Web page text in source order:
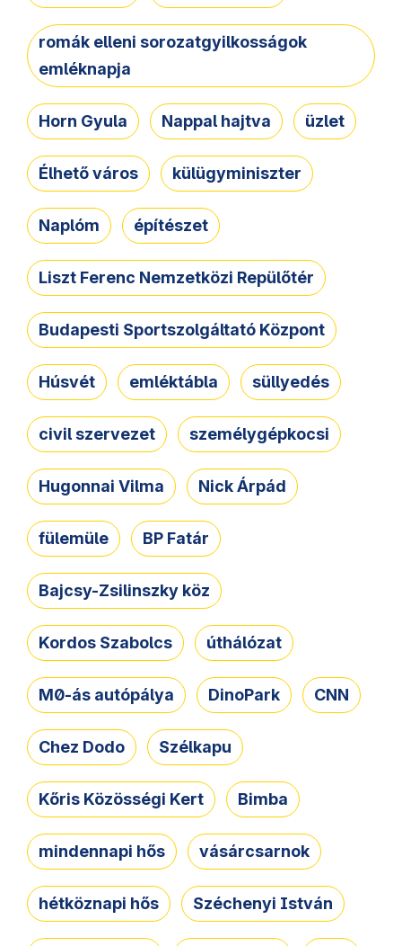
romák elleni sorozatgyilkosságok
emléknapja
Horn Gyula Nappal hajtva üzlet
Élhető város külügyminiszter
Naplóm építészet
Liszt Ferenc Nemzetközi Repülőtér
Budapesti Sportszolgáltató Központ
Húsvét emléktábla süllyedés
civil szervezet személygépkocsi
Hugonnai Vilma Nick Árpád
fülemüle BP Fatár
Bajcsy-Zsilinszky köz
Kordos Szabolcs úthálózat
M0-ás autópálya DinoPark CNN
Chez Dodo Szélkapu
Kőris Közösségi Kert Bimba
mindennapi hős vásárcsarnok
hétköznapi hős Széchenyi István